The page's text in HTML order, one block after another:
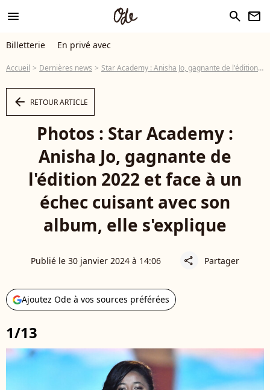
menu search newsletter
Billetterie En privé avec
Accueil Dernières news Star Academy : Anisha Jo, gagnante de l'édition 2022 et face à un échec cuisant avec son album, elle s'explique
arrow_left RETOUR ARTICLE
Photos : Star Academy :
Anisha Jo, gagnante de
l'édition 2022 et face à un
échec cuisant avec son
album, elle s'explique
Publié le 30 janvier 2024 à 14:06 share Partager
Ajoutez Ode à vos sources préférées
1/13